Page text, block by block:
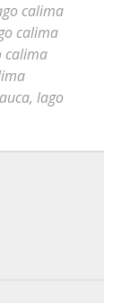
calima
calima
calima
, lago